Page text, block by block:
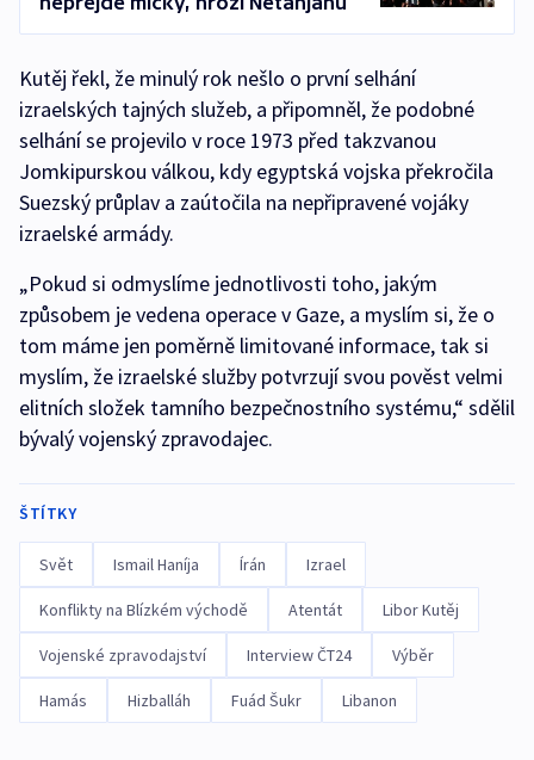
Kutěj řekl, že minulý rok nešlo o první selhání
izraelských tajných služeb, a připomněl, že podobné
selhání se projevilo v roce 1973 před takzvanou
Jomkipurskou válkou, kdy egyptská vojska překročila
Suezský průplav a zaútočila na nepřipravené vojáky
izraelské armády.
„Pokud si odmyslíme jednotlivosti toho, jakým
způsobem je vedena operace v Gaze, a myslím si, že o
tom máme jen poměrně limitované informace, tak si
myslím, že izraelské služby potvrzují svou pověst velmi
elitních složek tamního bezpečnostního systému,“ sdělil
bývalý vojenský zpravodajec.
ŠTÍTKY
Svět Ismail Haníja Írán Izrael
Konflikty na Blízkém východě Atentát Libor Kutěj
Vojenské zpravodajství Interview ČT24 Výběr
Hamás Hizballáh Fuád Šukr Libanon